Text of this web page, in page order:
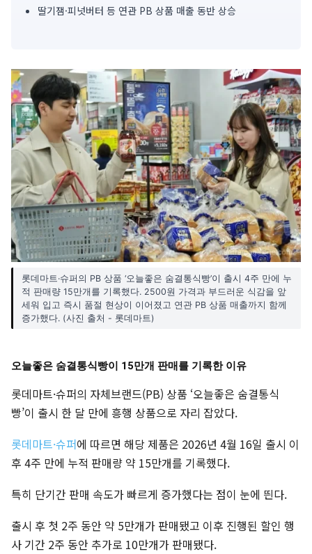
딸기잼·피넛버터 등 연관 PB 상품 매출 동반 상승
롯데마트·슈퍼의 PB 상품 ‘오늘좋은 숨결통식빵’이 출시 4주 만에 누
적 판매량 15만개를 기록했다. 2500원 가격과 부드러운 식감을 앞
세워 입고 즉시 품절 현상이 이어졌고 연관 PB 상품 매출까지 함께
증가했다. (사진 출처 - 롯데마트)
오늘좋은 숨결통식빵이 15만개 판매를 기록한 이유
롯데마트·슈퍼의 자체브랜드(PB) 상품 ‘오늘좋은 숨결통식
빵’이 출시 한 달 만에 흥행 상품으로 자리 잡았다.
롯데마트·슈퍼에 따르면 해당 제품은 2026년 4월 16일 출시 이
후 4주 만에 누적 판매량 약 15만개를 기록했다.
특히 단기간 판매 속도가 빠르게 증가했다는 점이 눈에 띈다.
출시 후 첫 2주 동안 약 5만개가 판매됐고 이후 진행된 할인 행
사 기간 2주 동안 추가로 10만개가 판매됐다.